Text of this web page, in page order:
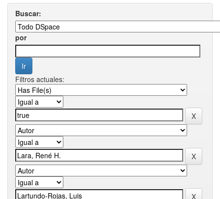
Buscar:
por
Filtros actuales: